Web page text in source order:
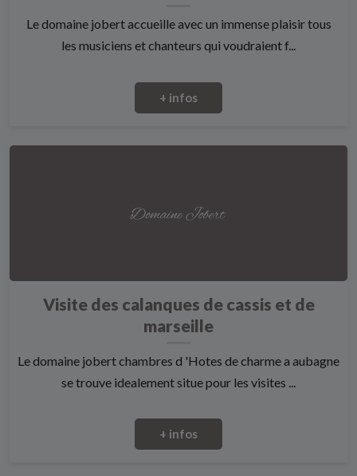
Le domaine jobert accueille avec un immense plaisir tous
les musiciens et chanteurs qui voudraient f...
+ infos
Visite des calanques de cassis et de
marseille
Le domaine jobert chambres d 'Hotes de charme a aubagne
se trouve idealement situe pour les visites ...
+ infos